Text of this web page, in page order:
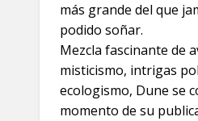
más grande del que
podido soñar.
Mezcla fascinante de
misticismo, intrigas
ecologismo, Dune se
momento de su